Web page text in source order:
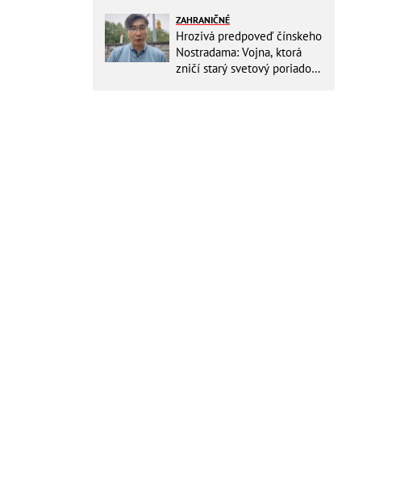
do kuchyne
ZAHRANIČNÉ
Hrozivá predpoveď čínskeho
Nostradama: Vojna, ktorá
zničí starý svetový poriadok!